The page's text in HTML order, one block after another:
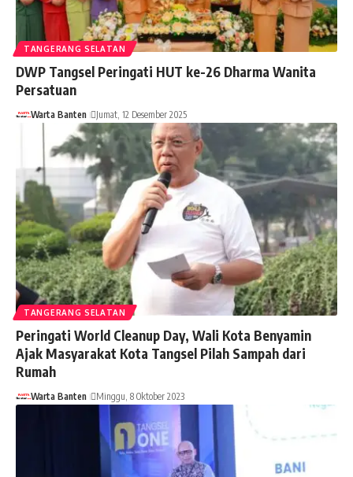
TANGERANG SELATAN
DWP Tangsel Peringati HUT ke-26 Dharma Wanita
Persatuan
Warta Banten Jumat, 12 Desember 2025
TANGERANG SELATAN
Peringati World Cleanup Day, Wali Kota Benyamin
Ajak Masyarakat Kota Tangsel Pilah Sampah dari
Rumah
Warta Banten Minggu, 8 Oktober 2023